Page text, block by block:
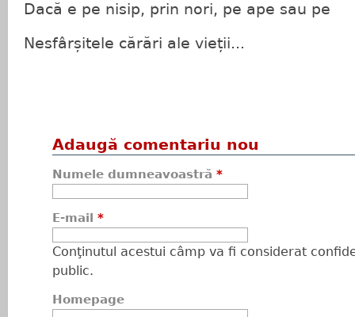
Dacă e pe nisip, prin nori, pe ape sau pe
Nesfârșitele cărări ale vieții...
Adaugă comentariu nou
Numele dumneavoastră *
E-mail *
Conţinutul acestui câmp va fi considerat
public.
Homepage